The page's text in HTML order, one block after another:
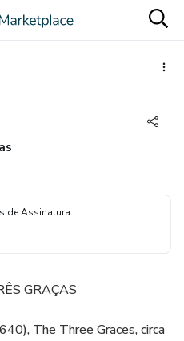
de Assinatura
GRAÇAS
The Three Graces, circa